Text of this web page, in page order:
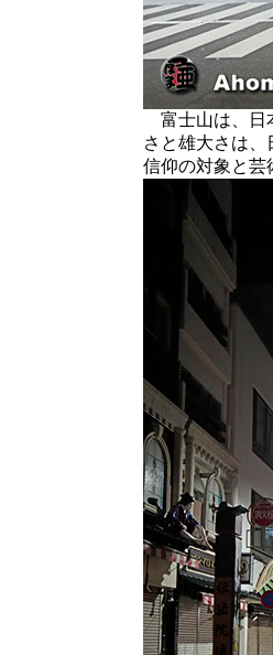
富士山は、日
さと雄大さは
信仰の対象と芸